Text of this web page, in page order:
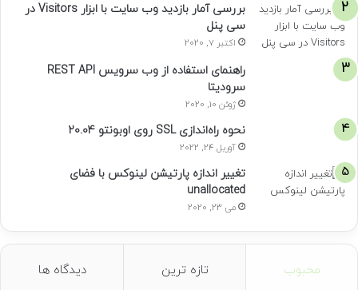
بررسی آمار بازدید وب سایت با ابزار Visitors در
سی پنل
اکتبر 7, 2020
راهنمای استفاده از وب سرویس REST API
سرودیتا
ژوئن 10, 2020
نحوه راه‌اندازی SSL روی اوبونتو 20.04
آوریل 24, 2022
تغییر اندازه پارتیشن لینوکس با فضای
unallocated
می 23, 2020
محبوب تازه ترین دیدگاه ها